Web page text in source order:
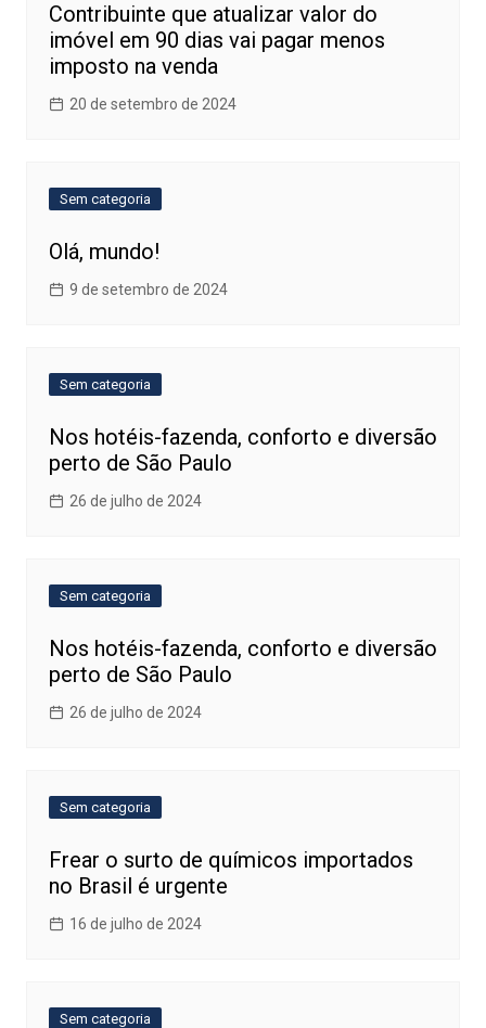
Contribuinte que atualizar valor do
imóvel em 90 dias vai pagar menos
imposto na venda
20 de setembro de 2024
Sem categoria
Olá, mundo!
9 de setembro de 2024
Sem categoria
Nos hotéis-fazenda, conforto e diversão
perto de São Paulo
26 de julho de 2024
Sem categoria
Nos hotéis-fazenda, conforto e diversão
perto de São Paulo
26 de julho de 2024
Sem categoria
Frear o surto de químicos importados
no Brasil é urgente
16 de julho de 2024
Sem categoria